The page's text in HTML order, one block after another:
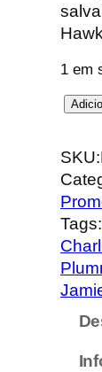
1 em
Q
a
n
t
i
d
a
d
SKU:
Tags: